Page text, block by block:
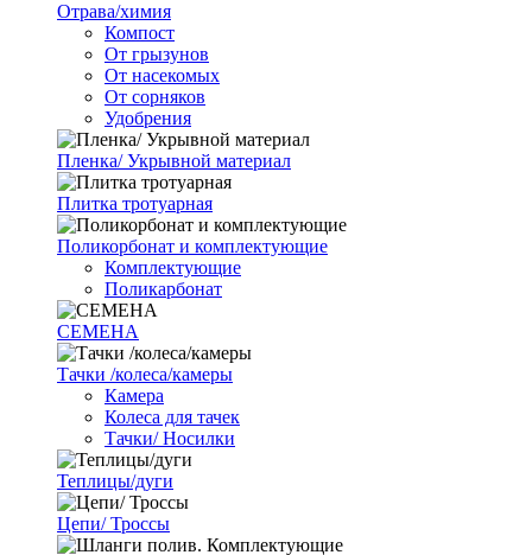
Отрава/химия
Компост
От грызунов
От насекомых
От сорняков
Удобрения
Пленка/ Укрывной материал
Плитка тротуарная
Поликорбонат и комплектующие
Комплектующие
Поликарбонат
СЕМЕНА
Тачки /колеса/камеры
Камера
Колеса для тачек
Тачки/ Носилки
Теплицы/дуги
Цепи/ Троссы